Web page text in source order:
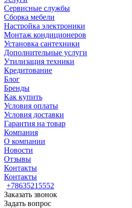
Сервисные службы
Сборка мебели
Настройка электроники
Монтаж кондиционеров
Установка сантехники
Дополнительные услуги
Утилизация техники
Кредитование
Блог
Бренды
Как купить
Условия оплаты
Условия доставки
Гарантия на товар
Компания
О компании
Новости
Отзывы
Контакты
Контакты
+78635215552
Заказать звонок
Задать вопрос